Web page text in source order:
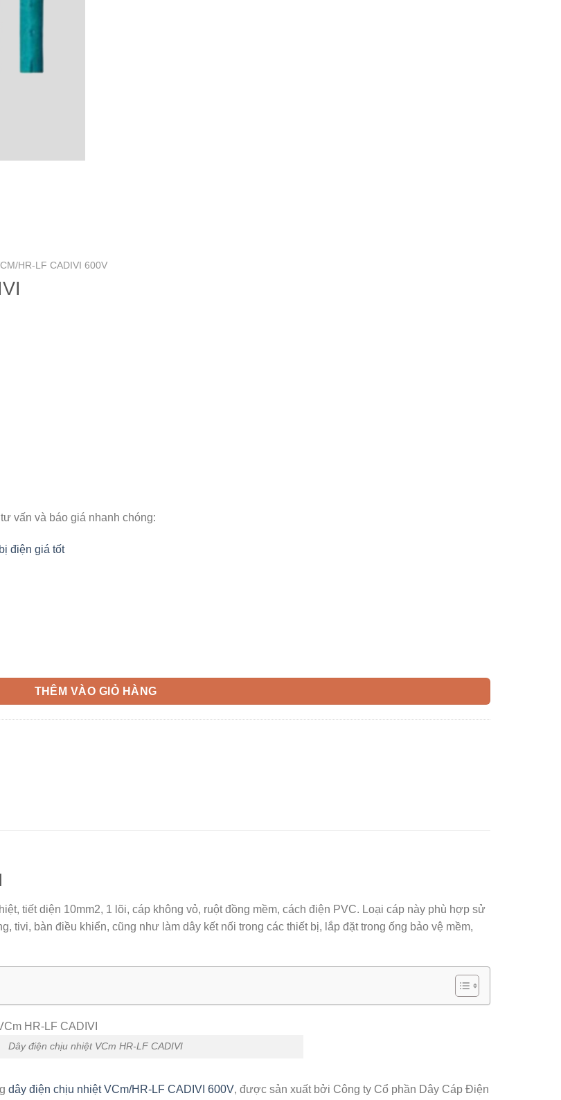
HR-LF CADIVI 600V
vấn và báo giá nhanh chóng:
điện giá tốt
THÊM VÀO GIỎ HÀNG
tiết diện 10mm2, 1 lõi, cáp không vỏ, ruột đồng mềm, cách điện PVC. Loại cáp này phù hợp sử
tivi, bàn điều khiển, cũng như làm dây kết nối trong các thiết bị, lắp đặt trong ống bảo vệ mềm,
Dây điện chịu nhiệt VCm HR-LF CADIVI
dây điện chịu nhiệt VCm/HR-LF CADIVI 600V, được sản xuất bởi Công ty Cổ phần Dây Cáp Điện